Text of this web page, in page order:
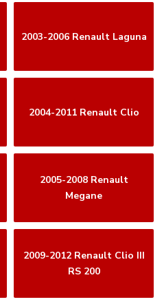
2003-2006 Renault Laguna
2004-2011 Renault Clio
2005-2008 Renault
Megane
2009-2012 Renault Clio III
RS 200